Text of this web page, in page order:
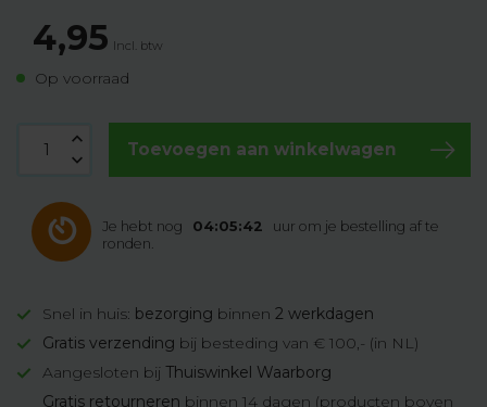
4,95 Incl. btw
Op voorraad
Toevoegen aan winkelwagen
Je hebt nog 04:05:42
uur om je bestelling af te
ronden.
Snel in huis: bezorging binnen 2 werkdagen
Gratis verzending bij besteding van € 100,- (in NL)
Aangesloten bij Thuiswinkel Waarborg
Gratis retourneren binnen 14 dagen (producten boven